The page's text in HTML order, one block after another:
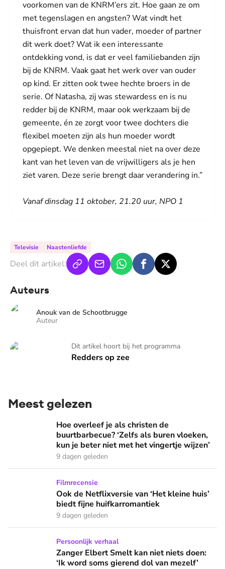
voorkomen van de KNRM’ers zit. Hoe gaan ze om
met tegenslagen en angsten? Wat vindt het
thuisfront ervan dat hun vader, moeder of partner
dit werk doet? Wat ik een interessante
ontdekking vond, is dat er veel familiebanden zijn
bij de KNRM. Vaak gaat het werk over van ouder
op kind. Er zitten ook twee hechte broers in de
serie. Of Natasha, zij was stewardess en is nu
redder bij de KNRM, maar ook werkzaam bij de
gemeente, én ze zorgt voor twee dochters die
flexibel moeten zijn als hun moeder wordt
opgepiept. We denken meestal niet na over deze
kant van het leven van de vrijwilligers als je hen
ziet varen. Deze serie brengt daar verandering in.”
Vanaf dinsdag 11 oktober, 21.20 uur, NPO 1
Televisie Naastenliefde
Deel dit artikel:
Auteurs
Anouk van de Schootbrugge
Auteur
Dit artikel hoort bij het programma
Redders op zee
Redders op zee
Meest gelezen
Hoe overleef je als christen de buurtbarbecue? ‘Zelfs als
Hoe overleef je als christen de
buurtbarbecue? ‘Zelfs als buren vloeken,
kun je beter niet met het vingertje wijzen’
9 dagen geleden
Ook de Netflixversie van ‘Het kleine huis’ biedt fijne
Filmrecensie
Ook de Netflixversie van ‘Het kleine huis’
biedt fijne huifkarromantiek
9 dagen geleden
Zanger Elbert Smelt kan niet niets doen: ‘Ik word soms
Persoonlijk verhaal
Zanger Elbert Smelt kan niet niets doen:
‘Ik word soms gierend dol van mezelf’